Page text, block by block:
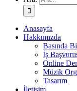
Anasayfa
Hakkımızda
Basında
İş
Online
Müzik
Tasarım
İletişim